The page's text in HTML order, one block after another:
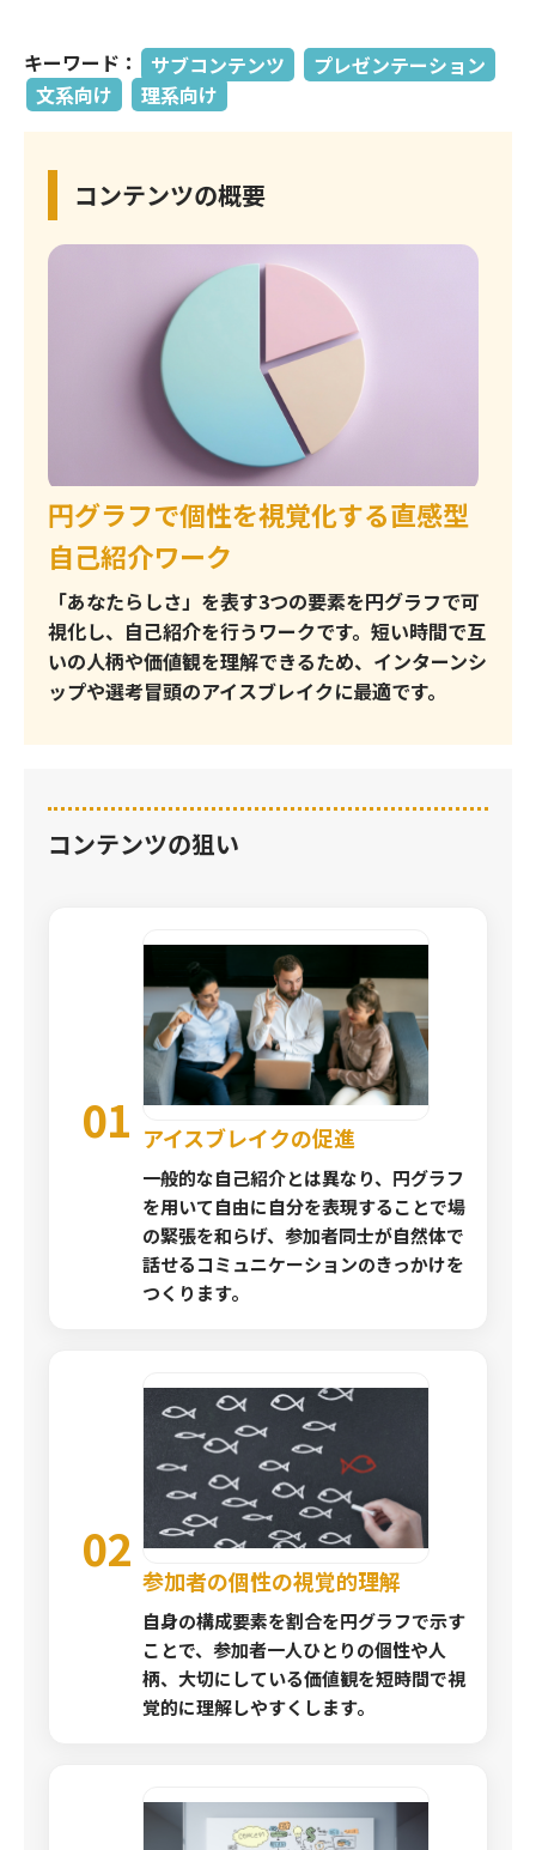
スカウト配信代行
（キャリア採用）
メタバース貸し会議室
求人原稿作成
求人原稿転用作成
CUBIC適性検査
キーワード： サブコンテンツ
プレゼンテーション
文系向け
理系向け
コンテンツの概要
円グラフで個性を視覚化する直感型
自己紹介ワーク
「あなたらしさ」を表す3つの要素を円グラフで可
視化し、自己紹介を行うワークです。短い時間で互
いの人柄や価値観を理解できるため、インターンシ
ップや選考冒頭のアイスブレイクに最適です。
コンテンツの狙い
01 アイスブレイクの促進
一般的な自己紹介とは異なり、円グラフ
を用いて自由に自分を表現することで場
の緊張を和らげ、参加者同士が自然体で
話せるコミュニケーションのきっかけを
つくります。
02
参加者の個性の視覚的理解
自身の構成要素を割合を円グラフで示す
ことで、参加者一人ひとりの個性や人
柄、大切にしている価値観を短時間で視
覚的に理解しやすくします。